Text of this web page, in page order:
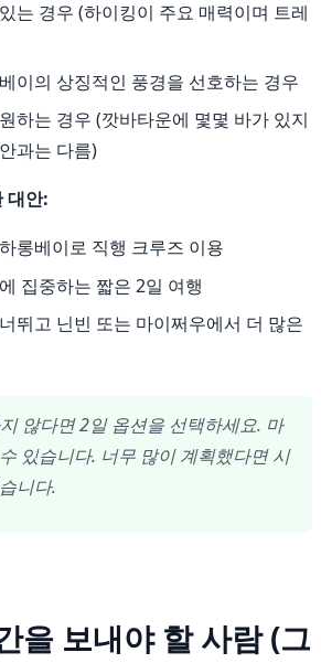
는 경우 (하이킹이 주요 매력이며 트레
이의 상징적인 풍경을 선호하는 경우
하는 경우 (깟바타운에 몇몇 바가 있지
과는 다름)
대안:
롱베이로 직행 크루즈 이용
집중하는 짧은 2일 여행
뛰고 닌빈 또는 마이쩌우에서 더 많은
않다면 2일 옵션을 선택하세요. 마
있습니다. 너무 많이 계획했다면 시
니다.
을 보내야 할 사람 (그